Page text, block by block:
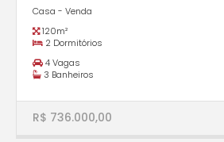
Casa - Venda
120m²
2 Dormitórios
4 Vagas
3 Banheiros
R$ 736.000,00